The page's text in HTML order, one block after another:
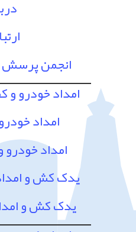
انجمن پرسش
امداد خودرو و
امداد
امداد
یدک کش و
یدک کش و